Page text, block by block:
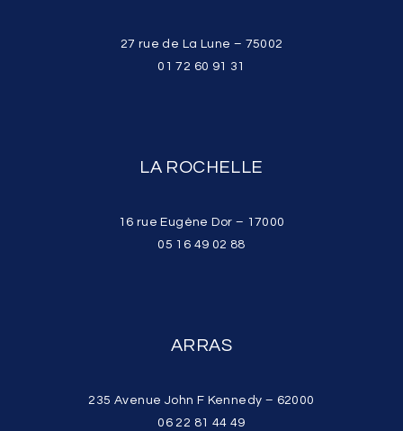
27 rue de La Lune – 75002
01 72 60 91 31
LA ROCHELLE
16 rue Eugène Dor – 17000
05 16 49 02 88
ARRAS
235 Avenue John F Kennedy – 62000
06 22 81 44 49